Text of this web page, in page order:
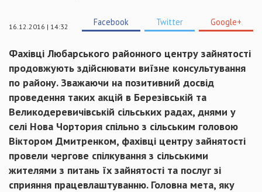
16.12.2016 | 14:32 Facebook Twitter Google+
Фахівці Любарського районного центру зайнятості
продовжують здійснювати виїзне консультування
по району. Зважаючи на позитивний досвід
проведення таких акцій в Березівській та
Великодеревичівській сільських радах, днями у
селі Нова Чортория спільно з сільським головою
Віктором Дмитренком, фахівці центру зайнятості
провели чергове спілкування з сільськими
жителями з питань їх зайнятості та послуг зі
сприяння працевлаштуванню. Головна мета, яку